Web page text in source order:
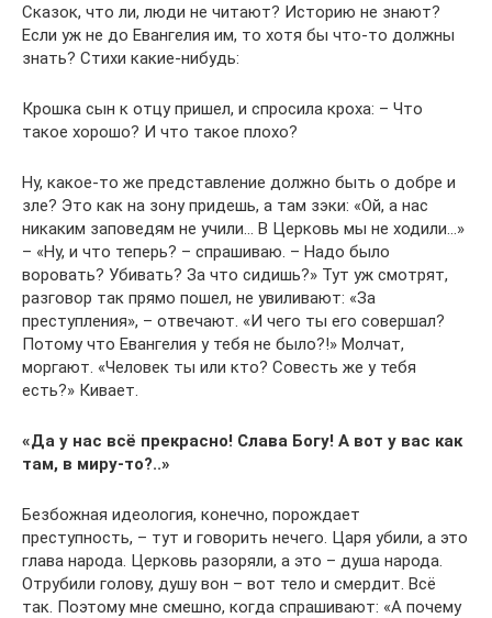
Сказок, что ли, люди не читают? Историю не знают?
Если уж не до Евангелия им, то хотя бы что-то должны
знать? Стихи какие-нибудь:
Крошка сын к отцу пришел, и спросила кроха: – Что
такое хорошо? И что такое плохо?
Ну, какое-то же представление должно быть о добре и
зле? Это как на зону придешь, а там зэки: «Ой, а нас
никаким заповедям не учили… В Церковь мы не ходили…»
– «Ну, и что теперь? – спрашиваю. – Надо было
воровать? Убивать? За что сидишь?» Тут уж смотрят,
разговор так прямо пошел, не увиливают: «За
преступления», – отвечают. «И чего ты его совершал?
Потому что Евангелия у тебя не было?!» Молчат,
моргают. «Человек ты или кто? Совесть же у тебя
есть?» Кивает.
«Да у нас всё прекрасно! Слава Богу! А вот у вас как
там, в миру-то?..»
Безбожная идеология, конечно, порождает
преступность, – тут и говорить нечего. Царя убили, а это
глава народа. Церковь разоряли, а это – душа народа.
Отрубили голову, душу вон – вот тело и смердит. Всё
так. Поэтому мне смешно, когда спрашивают: «А почему